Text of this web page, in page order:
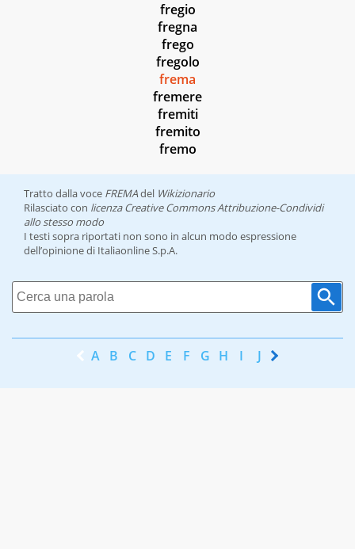
fregio
fregna
frego
fregolo
frema
fremere
fremiti
fremito
fremo
Tratto dalla voce FREMAdel Wikizionario
Rilasciato con licenza Creative Commons Attribuzione-Condividi
allo stesso modo
I testi sopra riportati non sono in alcun modo espressione
dell’opinione di Italiaonline S.p.A.
A B C D E F G H I J K